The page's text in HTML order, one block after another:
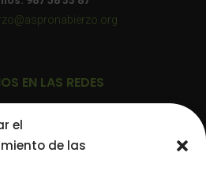
el
de las
EN LAS REDES